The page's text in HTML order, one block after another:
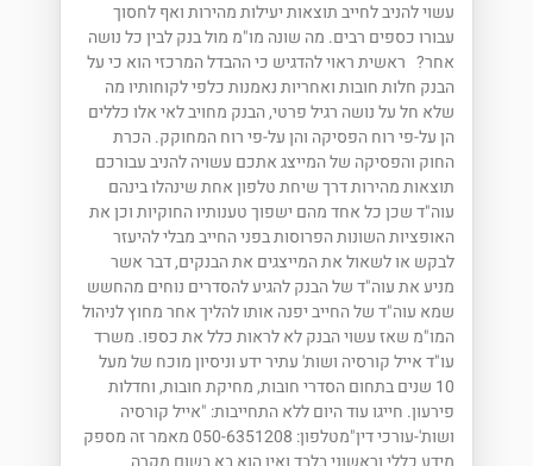
עשוי להניב לחייב תוצאות יעילות מהירות ואף לחסוך
עבורו כספים רבים. מה שונה מו"מ מול בנק לבין כל נושה
אחר? ראשית ראוי להדגיש כי ההבדל המרכזי הוא כי על
הבנק חלות חובות ואחריות נאמנות כלפי לקוחותיו מה
שלא חל על נושה רגיל פרטי, הבנק מחויב לאי אלו כללים
הן על-פי רוח הפסיקה והן על-פי רוח המחוקק. הכרת
החוק והפסיקה של המייצג אתכם עשויה להניב עבורכם
תוצאות מהירות דרך שיחת טלפון אחת שינהלו בינהם
עוה"ד שכן כל אחד מהם ישפוך טענותיו החוקיות וכן את
האופציות השונות הפרוסות בפני החייב מבלי להיעזר
לבקש או לשאול את המייצגים את הבנקים, דבר אשר
מניע את עוה"ד של הבנק להגיע להסדרים נוחים מהחשש
שמא עוה"ד של החייב יפנה אותו להליך אחר מחוץ לניהול
המו"מ שאז עשוי הבנק לא לראות כלל את כספו. משרד
עו"ד אייל קורסיה ושות' עתיר ידע וניסיון מוכח של מעל
10 שנים בתחום הסדרי חובות, מחיקת חובות, וחדלות
פירעון. חייגו עוד היום ללא התחייבות: "אייל קורסיה
ושות'-עורכי דין"מטלפון: 050-6351208 מאמר זה מספק